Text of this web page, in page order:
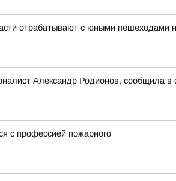
отрабатывают с юными пешеходами
Александр Родионов, сообщила в
с профессией пожарного